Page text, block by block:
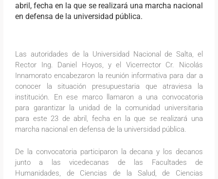
abril, fecha en la que se realizará una marcha nacional
en defensa de la universidad pública.
Las autoridades de la Universidad Nacional de Salta, el
Rector Ing. Daniel Hoyos, y el Vicerrector Cr. Nicolás
Innamorato encabezaron la reunión informativa para dar a
conocer la situación presupuestaria que atraviesa la
institución. En ese marco llamaron a una convocatoria
para garantizar la unidad de la comunidad universitaria
para este 23 de abril, fecha en la que se realizará una
marcha nacional en defensa de la universidad pública.
De la convocatoria participaron la decana y los decanos
junto a las vicedecanas de las Facultades de
Humanidades, de Ciencias de la Salud, de Ciencias